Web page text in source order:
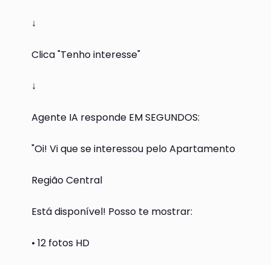
↓
Clica "Tenho interesse"
↓
Agente IA responde EM SEGUNDOS:
"Oi! Vi que se interessou pelo Apartamento
Região Central
Está disponível! Posso te mostrar:
• 12 fotos HD